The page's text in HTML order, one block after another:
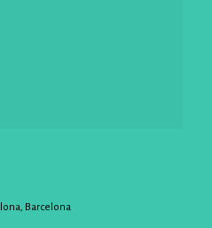
Barcelona